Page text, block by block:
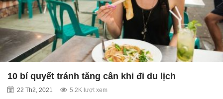
10 bí quyết tránh tăng cân khi đi du lịch
22 Th2, 2021 5.2K lượt xem